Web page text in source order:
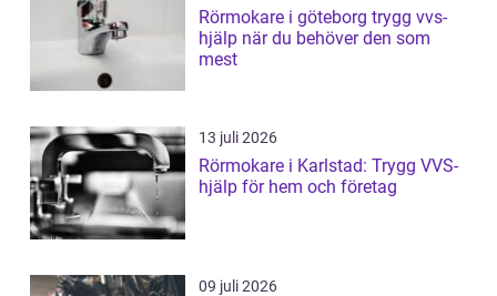
Rörmokare i göteborg trygg vvs-
hjälp när du behöver den som
mest
13 juli 2026
Rörmokare i Karlstad: Trygg VVS-
hjälp för hem och företag
09 juli 2026